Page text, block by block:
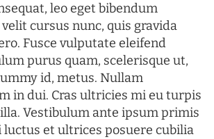
leo eget bibendum
velit cursus nunc, quis gravida
Fusce vulputate eleifend
purus quam, scelerisque ut,
id, metus. Nullam
in dui. Cras ultricies mi eu turpis
Vestibulum ante ipsum primis
luctus et ultrices posuere cubilia